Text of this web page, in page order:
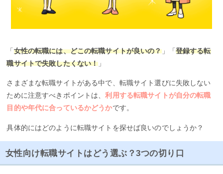
「 女性の転職には、どこの転職サイトが良いの？」「 登録する転
職サイトで失敗したくない！ 」
さまざまな転職サイトがある中で、転職サイト選びに失敗しない
ために注意すべきポイントは、利用する転職サイトが自分の転職
目的や年代に合っているかどうかです。
具体的にはどのように転職サイトを探せば良いのでしょうか？
女性向け転職サイトはどう選ぶ？3つの切り口